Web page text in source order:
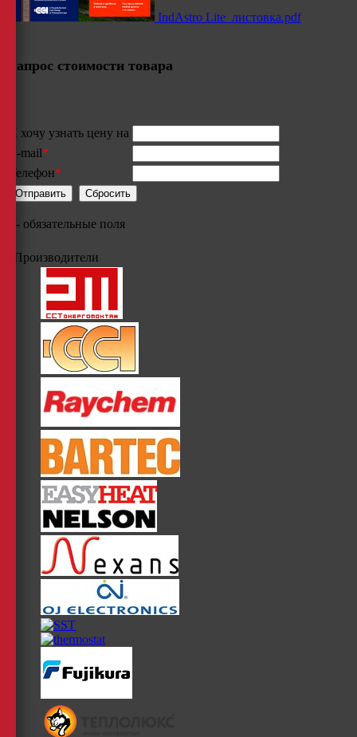
IndAstro Lite_листовка.pdf
Запрос стоимости товара
Я хочу узнать цену на
E-mail*
Телефон*
- обязательные поля
Производители